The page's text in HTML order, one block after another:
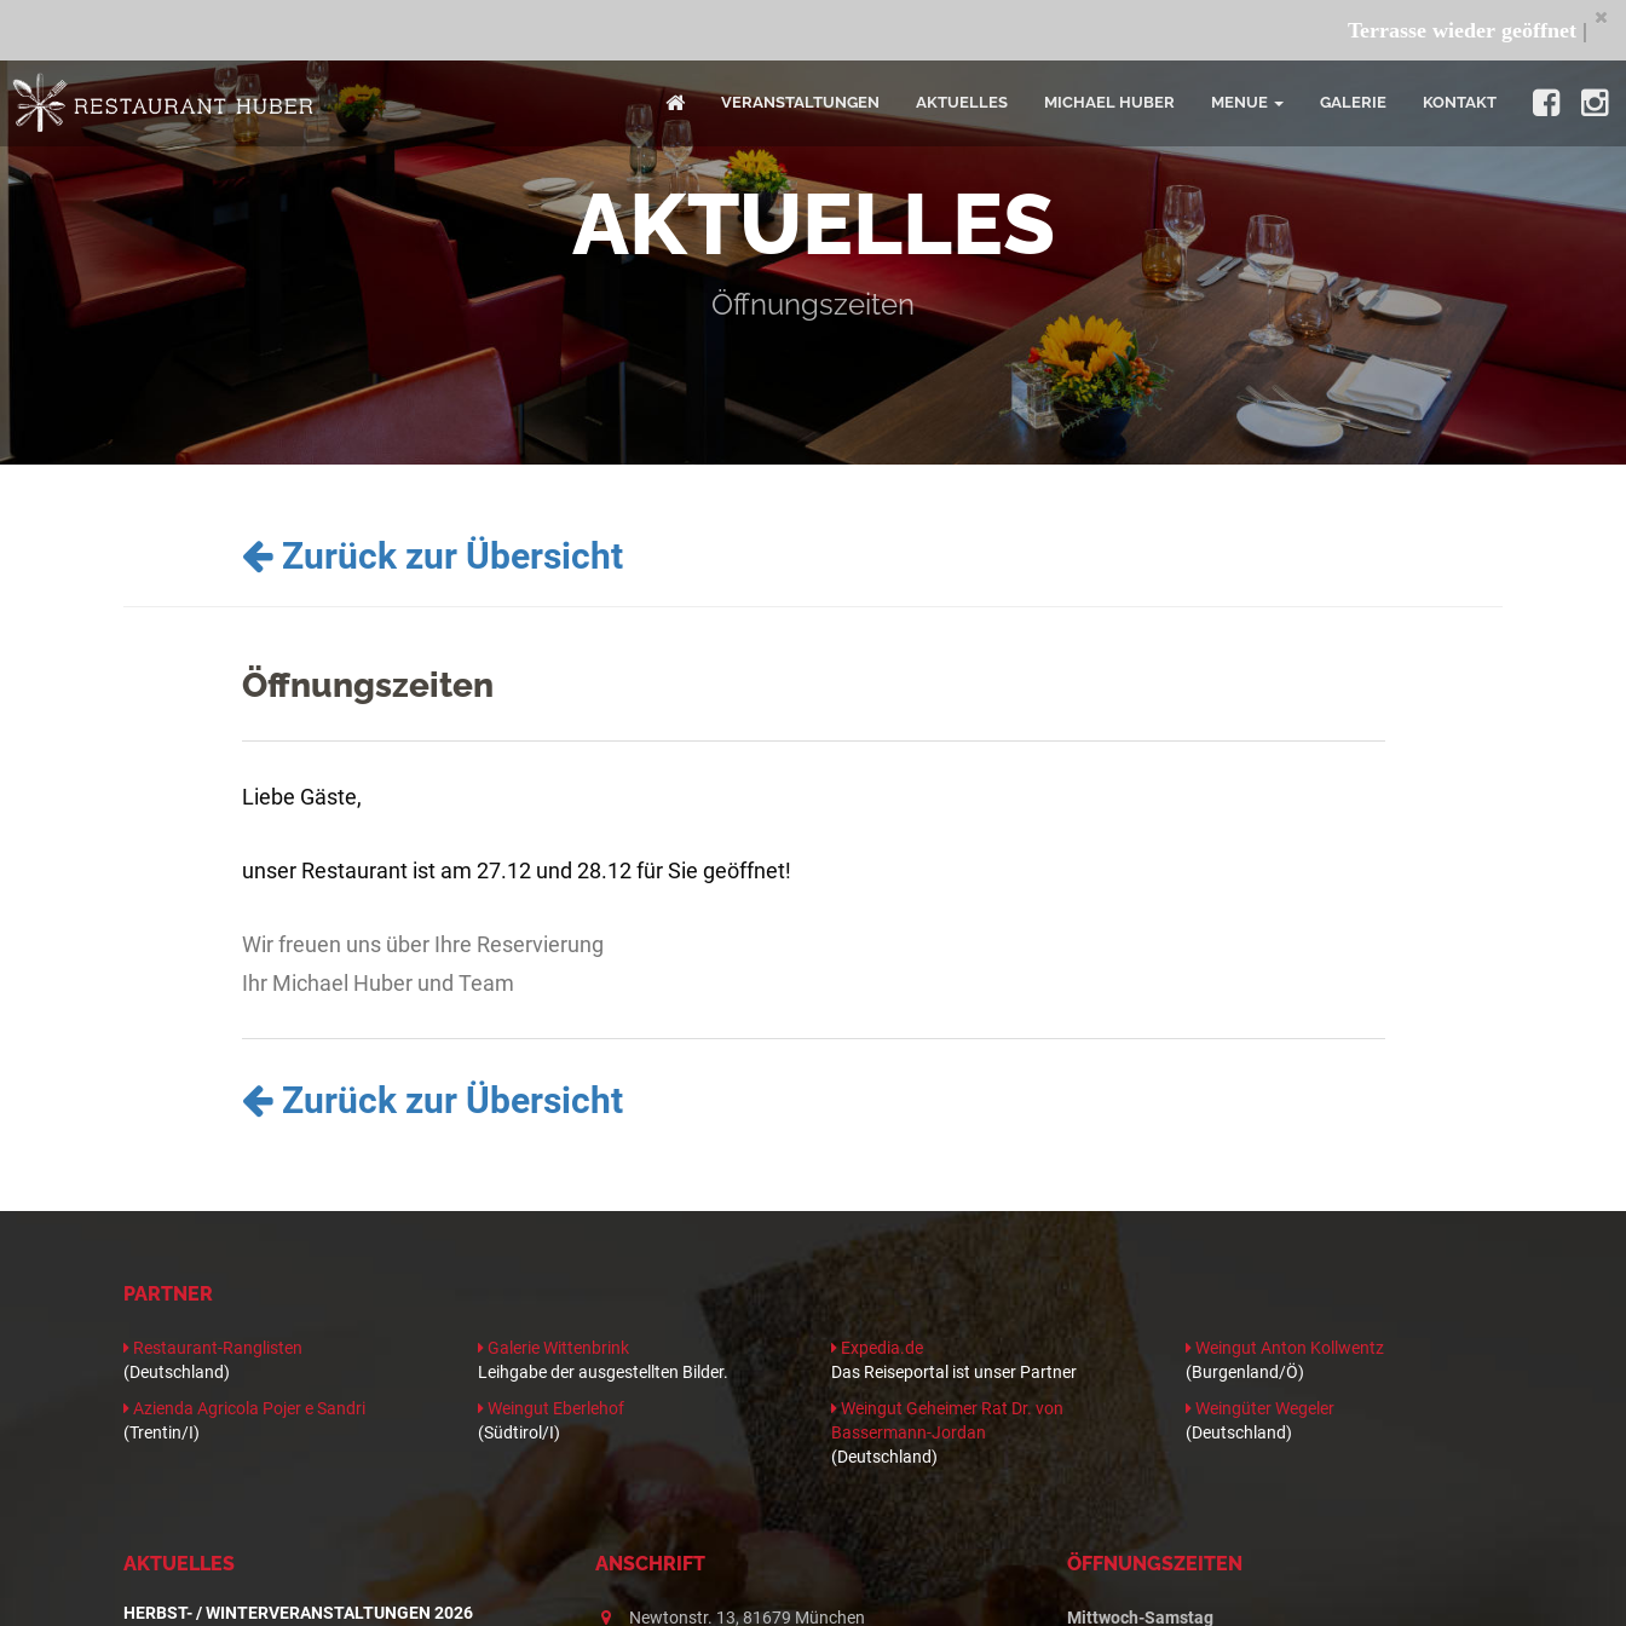
Terrasse wieder geöffnet| Wir
VERANSTALTUNGEN AKTUELLES MICHAEL HUBER MENUE GALERIE KONTAKT
AKTUELLES
Öffnungszeiten
Zurück zur Übersicht
Öffnungszeiten
Liebe Gäste,
unser Restaurant ist am 27.12 und 28.12 für Sie geöffnet!
Wir freuen uns über Ihre Reservierung
Ihr Michael Huber und Team
Zurück zur Übersicht
PARTNER
Restaurant-Ranglisten
(Deutschland)
Galerie Wittenbrink
Leihgabe der ausgestellten Bilder.
Expedia.de
Das Reiseportal ist unser Partner
Weingut Anton Kollwentz
(Burgenland/Ö)
Azienda Agricola Pojer e Sandri
(Trentin/I)
Weingut Eberlehof
(Südtirol/I)
Weingut Geheimer Rat Dr. von
Bassermann-Jordan
(Deutschland)
Weingüter Wegeler
(Deutschland)
AKTUELLES
HERBST- / WINTERVERANSTALTUNGEN 2026
ANSCHRIFT
Newtonstr. 13, 81679 München
ÖFFNUNGSZEITEN
Mittwoch-Samstag